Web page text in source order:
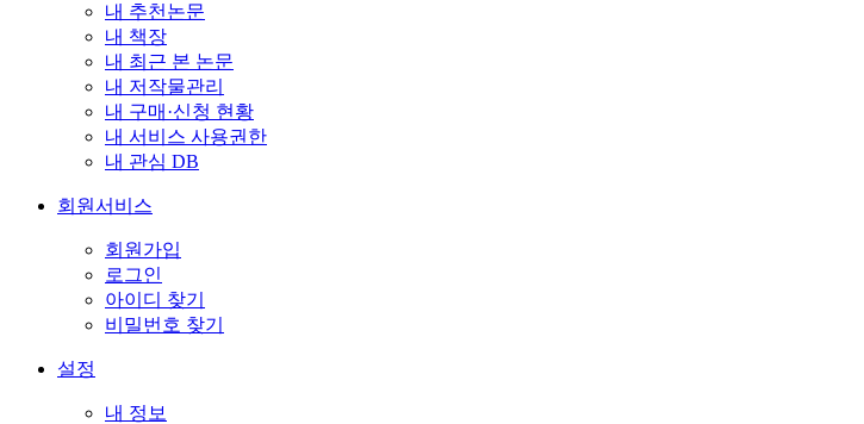
내 추천논문
내 책장
내 최근 본 논문
내 저작물관리
내 구매·신청 현황
내 서비스 사용권한
내 관심 DB
회원서비스
회원가입
로그인
아이디 찾기
비밀번호 찾기
설정
내 정보